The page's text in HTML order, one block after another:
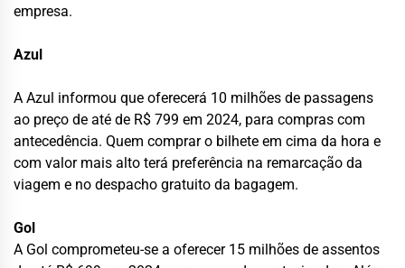
empresa.
Azul
A Azul informou que oferecerá 10 milhões de passagens
ao preço de até de R$ 799 em 2024, para compras com
antecedência. Quem comprar o bilhete em cima da hora e
com valor mais alto terá preferência na remarcação da
viagem e no despacho gratuito da bagagem.
Gol
A Gol comprometeu-se a oferecer 15 milhões de assentos